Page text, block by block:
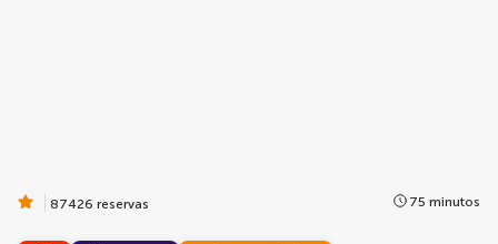
87426 reservas 75 minutos